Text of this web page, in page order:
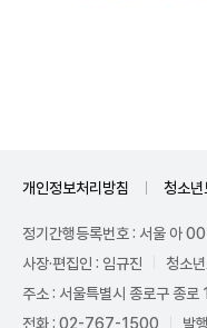
개인정보처리방침 청소년
정기간행등록번호 : 서울 아
사장·편집인 : 임규진
청소
주소 : 서울특별시 종로구 종
전화 : 02-767-1500
발